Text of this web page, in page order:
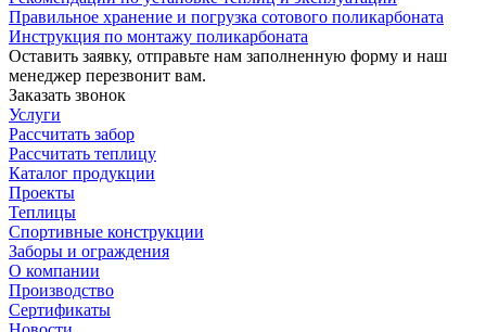
Правильное хранение и погрузка сотового поликарбоната
Инструкция по монтажу поликарбоната
Оставить заявку, отправьте нам заполненную форму и наш
менеджер перезвонит вам.
Заказать звонок
Услуги
Рассчитать забор
Рассчитать теплицу
Каталог продукции
Проекты
Теплицы
Спортивные конструкции
Заборы и ограждения
О компании
Производство
Сертификаты